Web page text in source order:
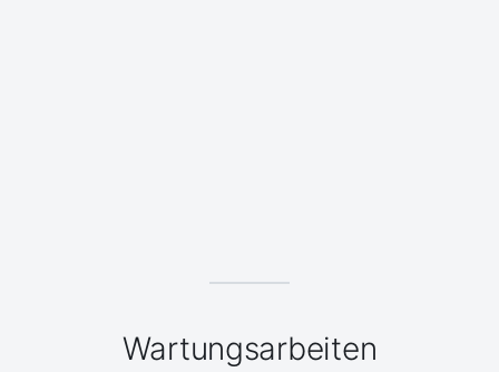
Wartungsarbeiten